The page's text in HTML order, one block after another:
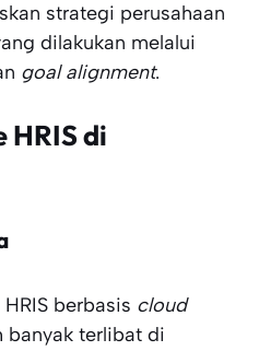
strategi perusahaan
dilakukan melalui
goal alignment.
di
berbasis cloud
banyak terlibat di